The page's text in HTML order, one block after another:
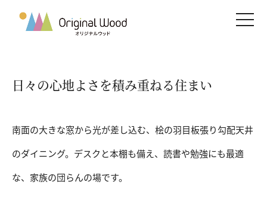
メニ
日々の心地よさを積み重ねる住まい
南面の大きな窓から光が差し込む、桧の羽目板張り勾配天井
のダイニング。デスクと本棚も備え、読書や勉強にも最適
な、家族の団らんの場です。